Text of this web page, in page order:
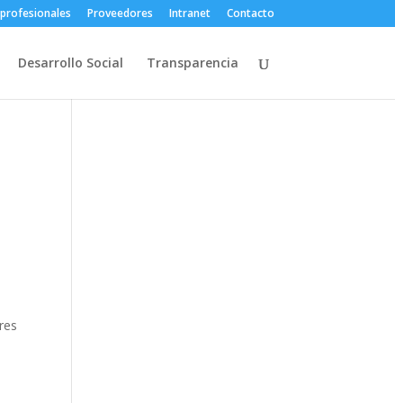
Proveedores Intranet Contacto
Desarrollo Social Transparencia